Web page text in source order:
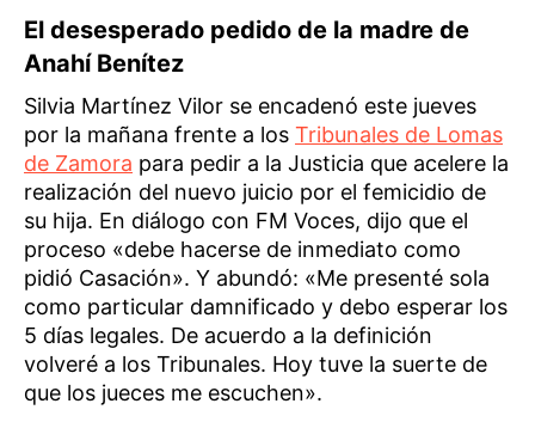
El desesperado pedido de la madre de
Anahí Benítez
Silvia Martínez Vilor se encadenó este jueves
por la mañana frente a los Tribunales de Lomas
de Zamora para pedir a la Justicia que acelere la
realización del nuevo juicio por el femicidio de
su hija. En diálogo con FM Voces, dijo que el
proceso «debe hacerse de inmediato como
pidió Casación». Y abundó: «Me presenté sola
como particular damnificado y debo esperar los
5 días legales. De acuerdo a la definición
volveré a los Tribunales. Hoy tuve la suerte de
que los jueces me escuchen».